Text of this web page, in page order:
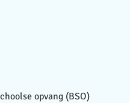
opvang (BSO)